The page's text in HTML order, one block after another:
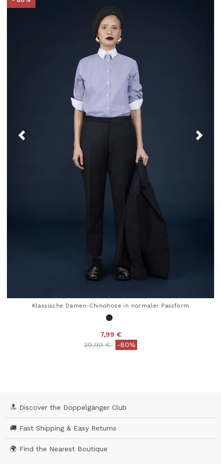
Klassische Damen-Chinohose in normaler Passform
7,99 €
Price reduced from
39,99 €to-80%
🔝 Discover the Doppelgänger Club
🚚 Fast Shipping & Easy Returns
🌍 Find the Nearest Boutique